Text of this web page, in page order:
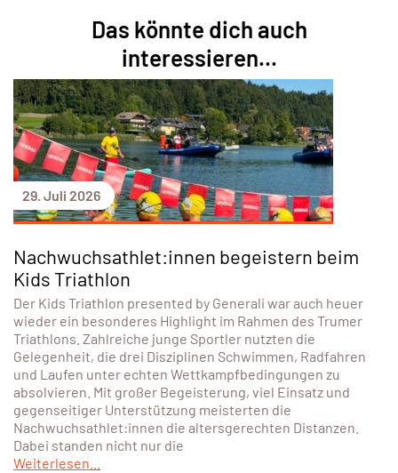
Das könnte dich auch
interessieren...
29. Juli 2026
Nachwuchsathlet:innen begeistern beim
Kids Triathlon
Der Kids Triathlon presented by Generali war auch heuer
wieder ein besonderes Highlight im Rahmen des Trumer
Triathlons. Zahlreiche junge Sportler nutzten die
Gelegenheit, die drei Disziplinen Schwimmen, Radfahren
und Laufen unter echten Wettkampfbedingungen zu
absolvieren. Mit großer Begeisterung, viel Einsatz und
gegenseitiger Unterstützung meisterten die
Nachwuchsathlet:innen die altersgerechten Distanzen.
Dabei standen nicht nur die
Weiterlesen...